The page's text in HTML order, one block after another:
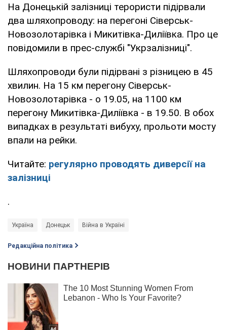
На Донецькій залізниці терористи підірвали
два шляхопроводу: на перегоні Сіверськ-
Новозолотарівка і Микитівка-Диліївка. Про це
повідомили в прес-службі "Укрзалізниці".
Шляхопроводи були підірвані з різницею в 45
хвилин. На 15 км перегону Сіверськ-
Новозолотарівка - о 19.05, на 1100 км
перегону Микитівка-Диліївка - в 19.50. В обох
випадках в результаті вибуху, прольоти мосту
впали на рейки.
Читайте: регулярно проводять диверсії на
залізниці
.
Україна Донецьк Війна в Україні
Редакційна політика